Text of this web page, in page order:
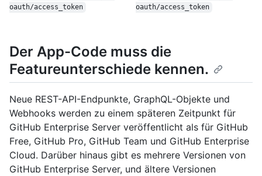
oauth/access_token
oauth/access_token
Der App-Code muss die
Featureunterschiede kennen.
Neue REST-API-Endpunkte, GraphQL-Objekte und
Webhooks werden zu einem späteren Zeitpunkt für
GitHub Enterprise Server veröffentlicht als für GitHub
Free, GitHub Pro, GitHub Team und GitHub Enterprise
Cloud. Darüber hinaus gibt es mehrere Versionen von
GitHub Enterprise Server, und ältere Versionen